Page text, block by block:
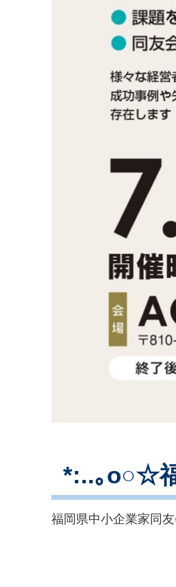
*:..｡o○☆
福岡県中小企業家同
支部
仲間づくり